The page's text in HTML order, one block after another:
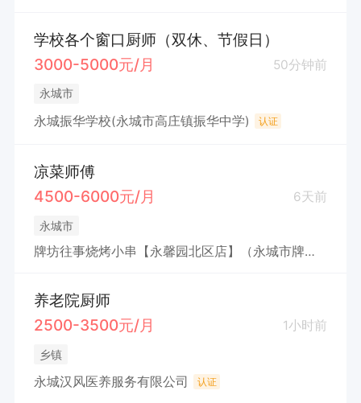
学校各个窗口厨师（双休、节假日）
3000-5000元/月
50分钟前
永城市
永城振华学校(永城市高庄镇振华中学) 认证
凉菜师傅
4500-6000元/月
6天前
永城市
牌坊往事烧烤小串【永馨园北区店】（永城市牌坊餐饮店(个体工商户)）
养老院厨师
2500-3500元/月
1小时前
乡镇
永城汉风医养服务有限公司 认证